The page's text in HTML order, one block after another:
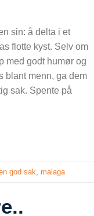
sin: å delta i et
flotte kyst. Selv om
med godt humør og
blant menn, ga dem
sak. Spente på
god sak ,malaga